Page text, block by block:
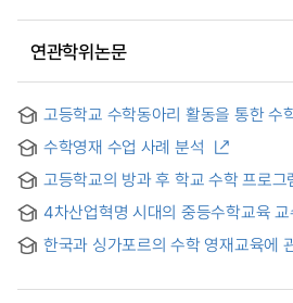
연관학위논문
고등학교 수학동아리 활동을 통한 수
The Study on Attitude Change
Learning through High School
수학영재 수업 사례 분석
고등학교의 방과 후 학교 수학 프로
on the Actual Conditions of After-
High School
4차산업혁명 시대의 중등수학교육
Study on Teaching-Learning
Mathematics Education in the
한국과 싱가포르의 수학 영재교육에